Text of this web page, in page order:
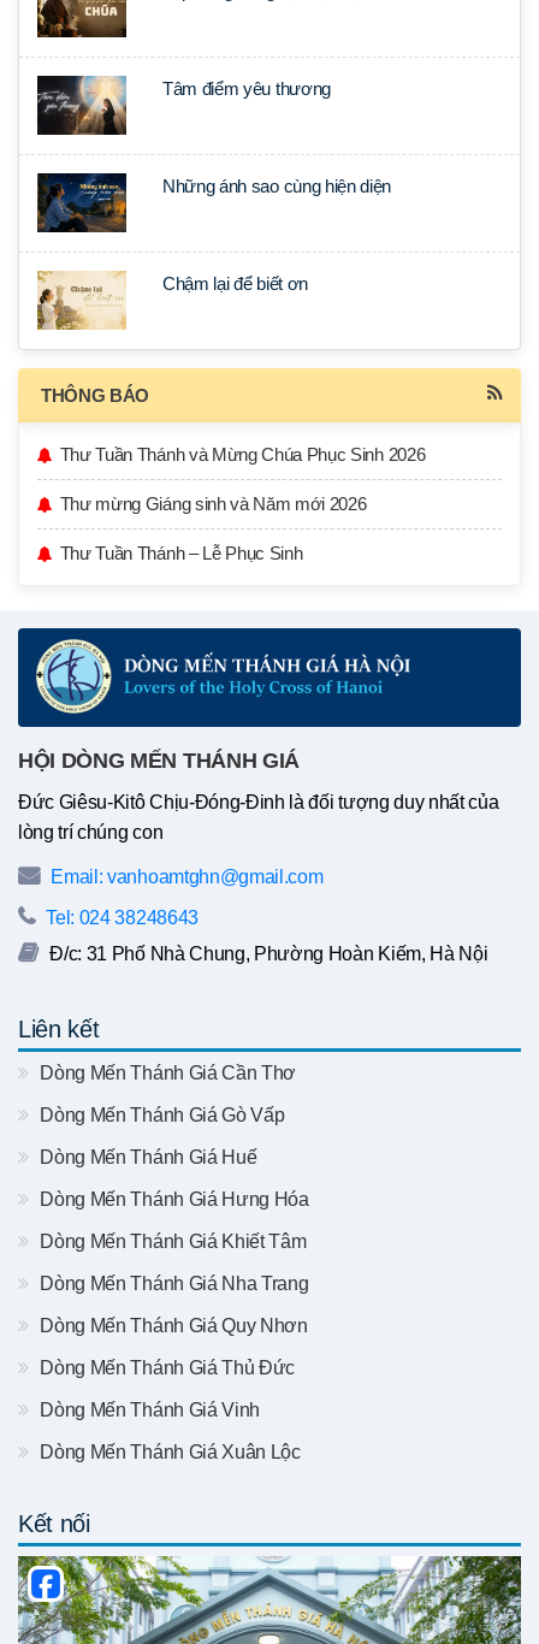
Tâm điểm yêu thương
Những ánh sao cùng hiện diện
Chậm lại để biết ơn
THÔNG BÁO
Thư Tuần Thánh và Mừng Chúa Phục Sinh 2026
Thư mừng Giáng sinh và Năm mới 2026
Thư Tuần Thánh – Lễ Phục Sinh
HỘI DÒNG MẾN THÁNH GIÁ
Đức Giêsu-Kitô Chịu-Đóng-Đinh là đối tượng duy nhất của
lòng trí chúng con
Email: vanhoamtghn@gmail.com
Tel: 024 38248643
Đ/c: 31 Phố Nhà Chung, Phường Hoàn Kiếm, Hà Nội
Liên kết
Dòng Mến Thánh Giá Cần Thơ
Dòng Mến Thánh Giá Gò Vấp
Dòng Mến Thánh Giá Huế
Dòng Mến Thánh Giá Hưng Hóa
Dòng Mến Thánh Giá Khiết Tâm
Dòng Mến Thánh Giá Nha Trang
Dòng Mến Thánh Giá Quy Nhơn
Dòng Mến Thánh Giá Thủ Đức
Dòng Mến Thánh Giá Vinh
Dòng Mến Thánh Giá Xuân Lộc
Kết nối